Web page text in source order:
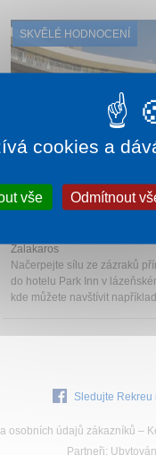
SKVĚLÉ HODNOCENÍ
Zalakaros
Načerpejte sílu ze zázraků
do hotelu Park Inn v
kde můžete navštívit
1
Sledujte Rekreu
osobních údajů zákazníků –
Partneři:
cookies a
vše Odmítnout